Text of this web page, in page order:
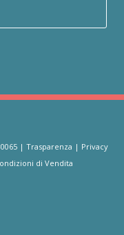
| Trasparenza | Privacy
di Vendita